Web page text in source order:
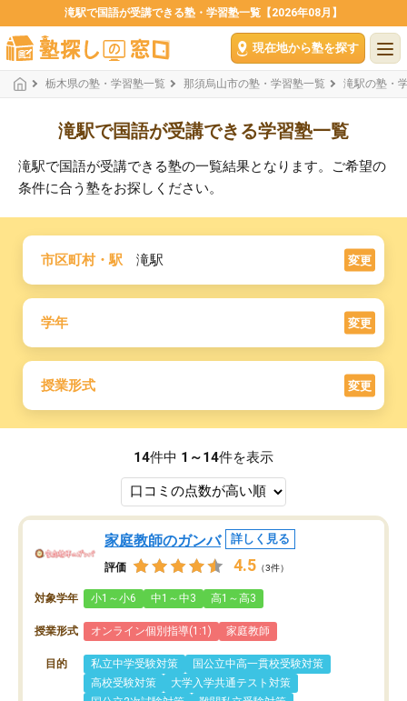
滝駅で国語が受講できる塾・学習塾一覧【2026年08月】
現在地から塾を探す
栃木県の塾・学習塾一覧 那須烏山市の塾・学習塾一覧 滝駅の塾・
滝駅で国語が受講できる学習塾一覧
滝駅で国語が受講できる塾の一覧結果となります。ご希望の
条件に合う塾をお探しください。
市区町村・駅 滝駅 変更
学年 変更
授業形式 変更
14件中 1～14件を表示
家庭教師のガンバ 詳しく見る
評価 4.5 （3件）
対象学年 小1～小6 中1～中3 高1～高3
授業形式 オンライン個別指導(1:1) 家庭教師
目的 私立中学受験対策
国公立中高一貫校受験対策
高校受験対策
大学入学共通テスト対策